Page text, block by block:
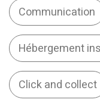
Communication
Hébergement
Click and collect